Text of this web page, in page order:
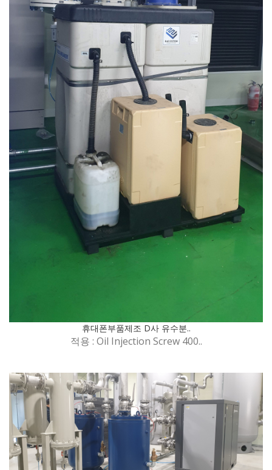
휴대폰부품제조 D사 유수분..
적용 : Oil Injection Screw 400..